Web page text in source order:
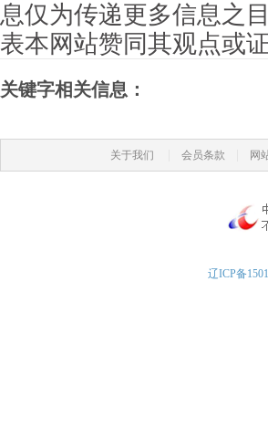
息仅为传递更多信息之
表本网站赞同其观点或
关键字相关信息：
关于我们 会员条款 网
辽ICP备